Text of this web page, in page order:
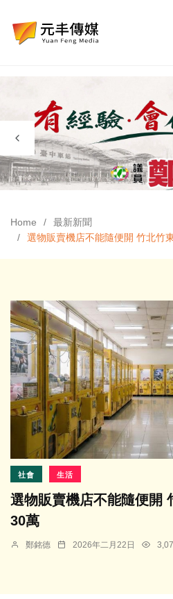
Home
最新新聞
選物販賣機店不能隨便開 竹北竹
社會 生活
選物販賣機店不能隨便開
30萬
鄭銘德 2026年二月22日